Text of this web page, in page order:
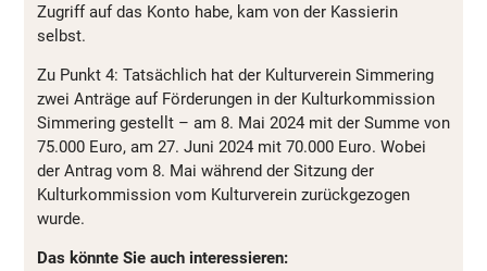
Zugriff auf das Konto habe, kam von der Kassierin
selbst.
Zu Punkt 4: Tatsächlich hat der Kulturverein Simmering
zwei Anträge auf Förderungen in der Kulturkommission
Simmering gestellt – am 8. Mai 2024 mit der Summe von
75.000 Euro, am 27. Juni 2024 mit 70.000 Euro. Wobei
der Antrag vom 8. Mai während der Sitzung der
Kulturkommission vom Kulturverein zurückgezogen
wurde.
Das könnte Sie auch interessieren: